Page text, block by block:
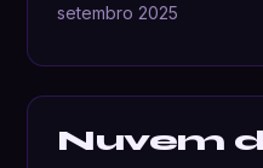
setembro 2025
Nuvem